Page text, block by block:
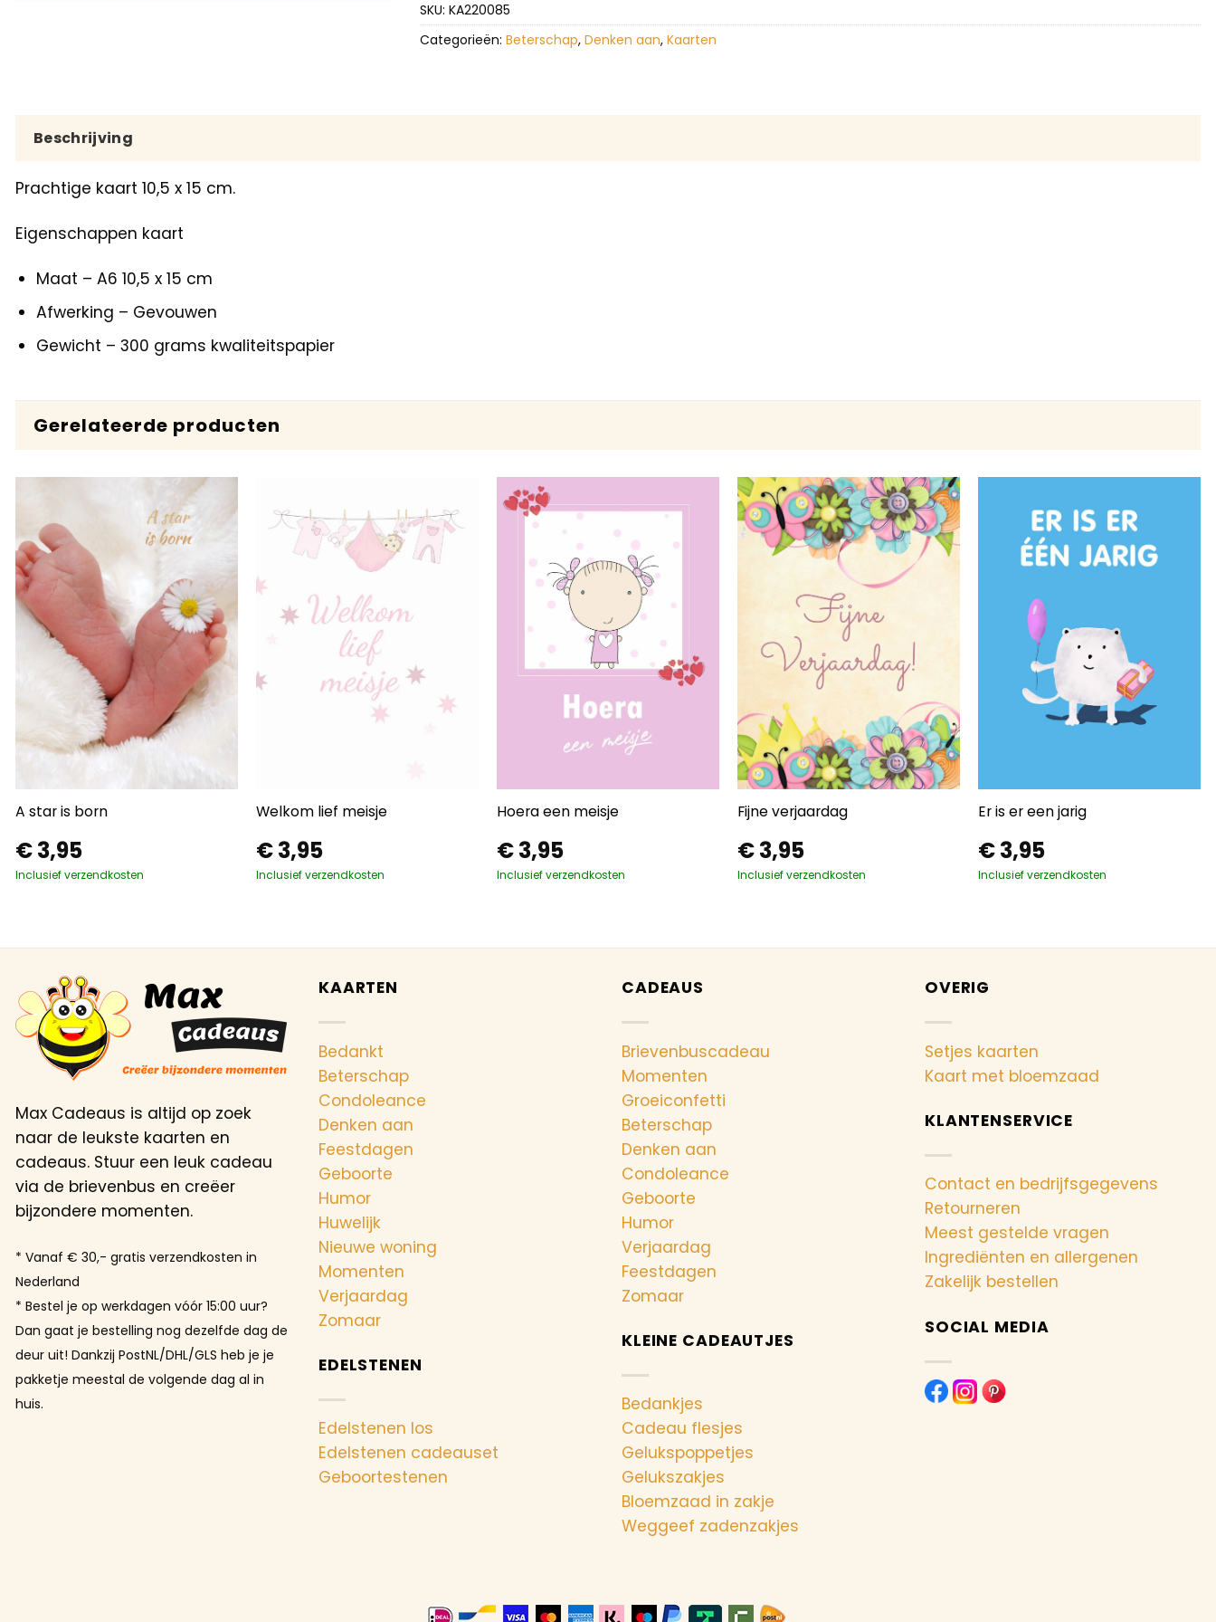
SKU: KA220085
Categorieën: Beterschap, Denken aan, Kaarten
Beschrijving
Prachtige kaart 10,5 x 15 cm.
Eigenschappen kaart
Maat – A6 10,5 x 15 cm
Afwerking – Gevouwen
Gewicht – 300 grams kwaliteitspapier
Gerelateerde producten
A star is born
€3,95
Inclusief verzendkosten
Welkom lief meisje
€3,95
Inclusief verzendkosten
Hoera een meisje
€3,95
Inclusief verzendkosten
Fijne verjaardag
€3,95
Inclusief verzendkosten
Er is er een jarig
€3,95
Inclusief verzendkosten
Max Cadeaus is altijd op zoek
naar de leukste kaarten en
cadeaus. Stuur een leuk cadeau
via de brievenbus en creëer
bijzondere momenten.
* Vanaf € 30,- gratis verzendkosten in
Nederland
* Bestel je op werkdagen vóór 15:00 uur?
Dan gaat je bestelling nog dezelfde dag de
deur uit! Dankzij PostNL/DHL/GLS heb je je
pakketje meestal de volgende dag al in
huis.
KAARTEN
Bedankt
Beterschap
Condoleance
Denken aan
Feestdagen
Geboorte
Humor
Huwelijk
Nieuwe woning
Momenten
Verjaardag
Zomaar
EDELSTENEN
Edelstenen los
Edelstenen cadeauset
Geboortestenen
CADEAUS
Brievenbuscadeau
Momenten
Groeiconfetti
Beterschap
Denken aan
Condoleance
Geboorte
Humor
Verjaardag
Feestdagen
Zomaar
KLEINE CADEAUTJES
Bedankjes
Cadeau flesjes
Gelukspoppetjes
Gelukszakjes
Bloemzaad in zakje
Weggeef zadenzakjes
OVERIG
Setjes kaarten
Kaart met bloemzaad
KLANTENSERVICE
Contact en bedrijfsgegevens
Retourneren
Meest gestelde vragen
Ingrediënten en allergenen
Zakelijk bestellen
SOCIAL MEDIA